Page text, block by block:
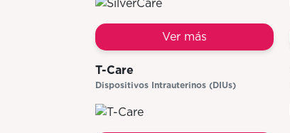
Ver más
T-Care
Dispositivos Intrauterinos (DIUs)